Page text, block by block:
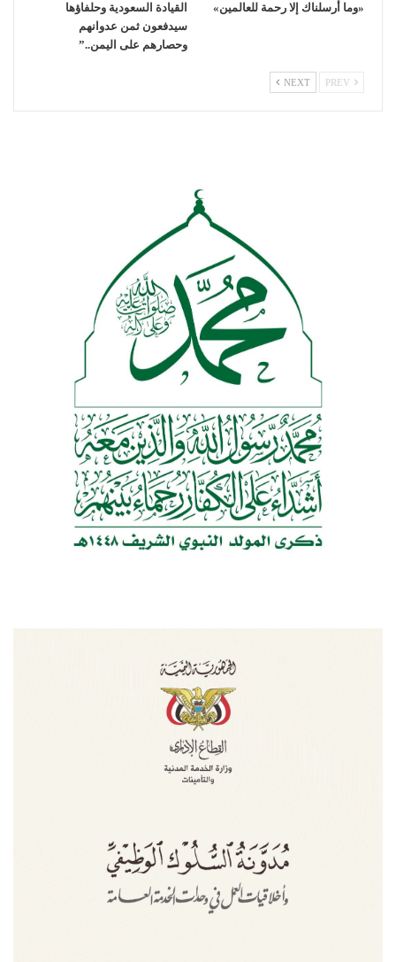
«وما أرسلناك إلا رحمة للعالمين»
القيادة السعودية وحلفاؤها
سيدفعون ثمن عدوانهم
وحصارهم على اليمن..”
NEXT